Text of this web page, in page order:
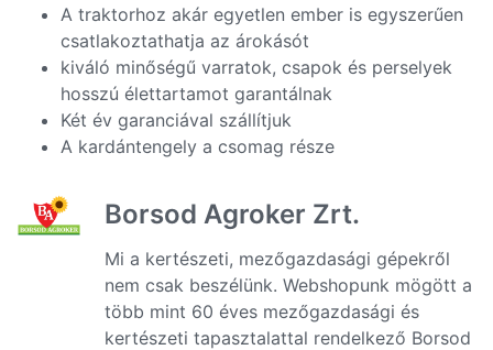
A traktorhoz akár egyetlen ember is egyszerűen
csatlakoztathatja az árokásót
kiváló minőségű varratok, csapok és perselyek
hosszú élettartamot garantálnak
Két év garanciával szállítjuk
A kardántengely a csomag része
Borsod Agroker Zrt.
Mi a kertészeti, mezőgazdasági gépekről
nem csak beszélünk. Webshopunk mögött a
több mint 60 éves mezőgazdasági és
kertészeti tapasztalattal rendelkező Borsod